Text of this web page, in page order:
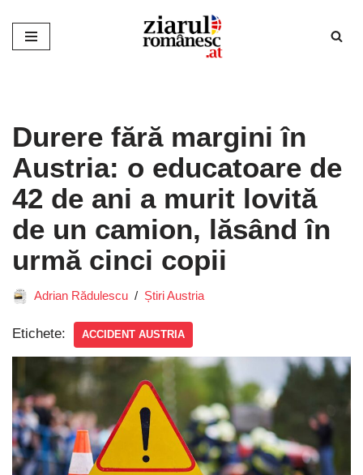
Sari
Durere fără margini în
Austria: o educatoare de
42 de ani a murit lovită
de un camion, lăsând în
urmă cinci copii
Adrian Rădulescu Știri Austria
Etichete: ACCIDENT AUSTRIA